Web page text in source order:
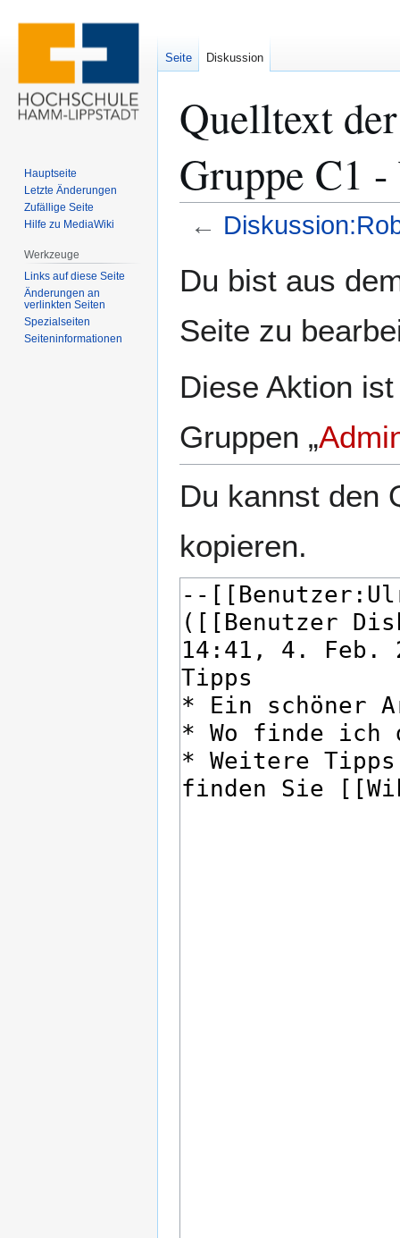
Quelltext
Gruppe C1
←
Navigation
Suche
Du bist aus
Seite zu
Diese Aktion
Gruppen „
Du kannst den
kopieren.
Seite Diskussion
Hauptseite
Letzte Änderungen
Zufällige Seite
Hilfe zu MediaWiki
Werkzeuge
Links auf diese Seite
Änderungen an
verlinkten Seiten
Spezialseiten
Seiten­­informationen